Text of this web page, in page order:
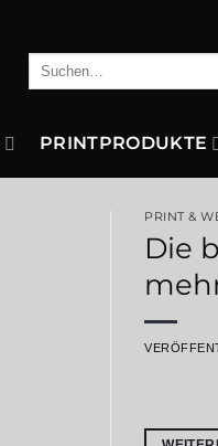
Suchen
PRINTPRODUKTE
PRINT &
Die